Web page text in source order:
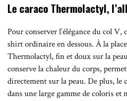
Le caraco Thermolactyl,
Pour conserver l’élégance du col
shirt ordinaire en dessous. À la
Thermolactyl, fin et doux sur la
conserve la chaleur du corps,
directement sur la peau. De plus, le
dans une large gamme de coloris et